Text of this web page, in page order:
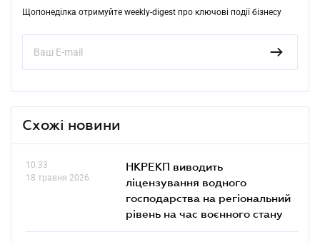
Щопонеділка отримуйте weekly-digest про ключові події бізнесу
Схожі новини
10.33
18 травня 2026
НКРЕКП виводить
ліцензування водного
господарства на регіональний
рівень на час воєнного стану